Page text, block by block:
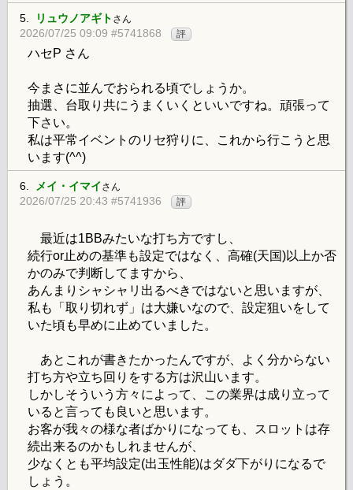
5. リュウノアギト さん
2026/07/25 09:09 #5741868 評
ハセP さん
今まさに並んでおられる頃でしょうか。
抽選、台取り共にうまくいくといいですね。頑張って
下さい。
私は平常イベントのリセ狩りに、これから行こうと思
います(^^)
6. メイ・イマイ さん
2026/07/25 20:43 #5741936 評
最近は1BBみたいな打ち方ですし、
続行or止めの基準も設定ではなく、高確(天国)以上か否
かのみで判断してますから、
あんまりシャシャリ出るべきではないと思いますが、
私も「取り切れず」は大嫌いなので、設定狙いをして
いた頃も早めに止めていました。
あとこれが書きたかったんですが、よく分からない
打ち方や立ち回りをする方は沢山います。
しかしそういう方々によって、この業界は成り立って
いると言っても良いと思います。
お客が我々の様な者ばかりになっても、スロットは存
続出来るのかもしれませんが、
少なくとも平均設定(出玉性能)はダダ下がりになるで
しょう。